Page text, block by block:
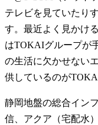
テレビを見ていたり
す。最近よく見かけ
はTOKAIグループが
の生活に欠かせない
供しているのが
静岡地盤の総合イン
信、アクア（宅配水